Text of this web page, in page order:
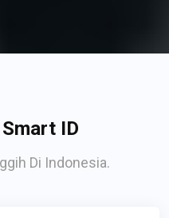
ID
Di Indonesia.